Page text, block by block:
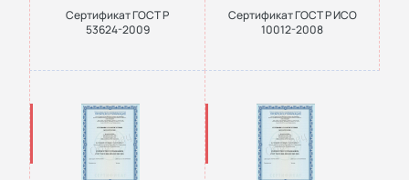
Сертификат ГОСТ Р
53624-2009
Сертификат ГОСТ Р ИСО
10012-2008